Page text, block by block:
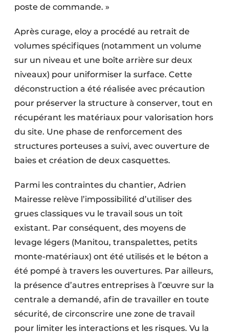
poste de commande. »
Après curage, eloy a procédé au retrait de
volumes spécifiques (notamment un volume
sur un niveau et une boîte arrière sur deux
niveaux) pour uniformiser la surface. Cette
déconstruction a été réalisée avec précaution
pour préserver la structure à conserver, tout en
récupérant les matériaux pour valorisation hors
du site. Une phase de renforcement des
structures porteuses a suivi, avec ouverture de
baies et création de deux casquettes.
Parmi les contraintes du chantier, Adrien
Mairesse relève l’impos­sibilité d’utiliser des
grues classiques vu le travail sous un toit
existant. Par conséquent, des moyens de
levage légers (Manitou, transpalettes, petits
monte-matériaux) ont été utilisés et le béton a
été pompé à travers les ouvertures. Par ailleurs,
la présence d’autres entreprises à l’œuvre sur la
centrale a demandé, afin de travailler en toute
sécurité, de circonscrire une zone de travail
pour limiter les interactions et les risques. Vu la